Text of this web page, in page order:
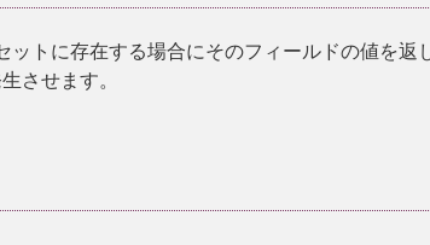
ットに存在する場合にそのフィールドの値を返
させます。